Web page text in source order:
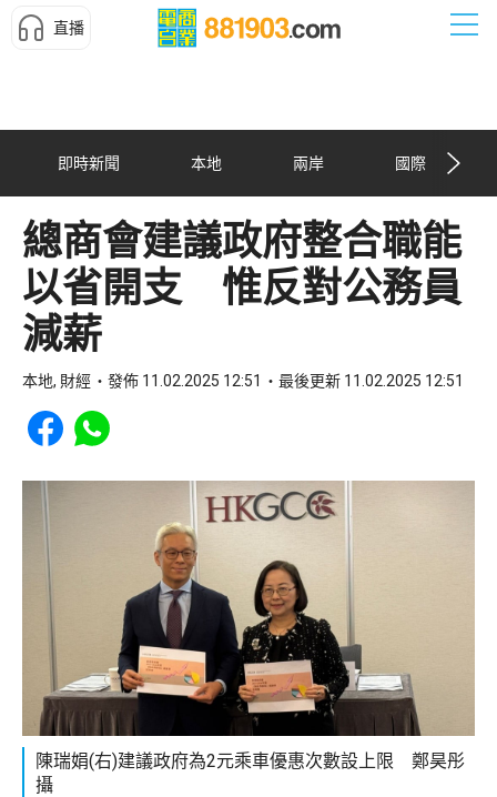
直播
即時新聞 本地 兩岸 國際
總商會建議政府整合職能
以省開支 惟反對公務員
減薪
本地, 財經 發佈 11.02.2025 12:51 最後更新 11.02.2025 12:51
Share to Facebook
Share to WhatsApp
陳瑞娟(右)建議政府為2元乘車優惠次數設上限 鄭昊彤
攝